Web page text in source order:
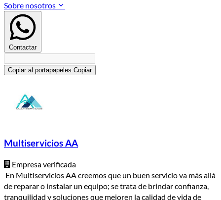
Sobre nosotros
Contactar
Copiar al portapapeles Copiar
Multiservicios AA
Empresa verificada
En Multiservicios AA creemos que un buen servicio va más allá
de reparar o instalar un equipo; se trata de brindar confianza,
tranquilidad y soluciones que mejoren la calidad de vida de